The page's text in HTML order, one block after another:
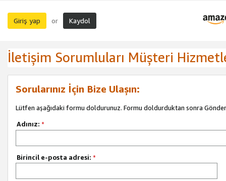
Giriş yap or Kaydol
İletişim Sorumluları Müşteri
Sorularınız İçin Bize Ulaşın:
Lütfen aşağıdaki formu doldurunuz. Formu doldurduktan sonra Gönder
Adınız: *
Birincil e-posta adresi: *